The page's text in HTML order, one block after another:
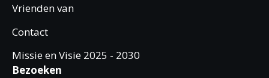
Vrienden van
Contact
Missie en Visie 2025 - 2030
Bezoeken